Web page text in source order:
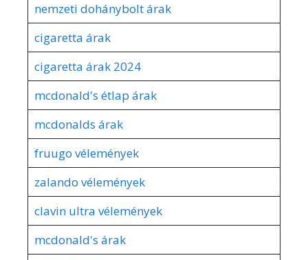
nemzeti dohánybolt árak
cigaretta árak
cigaretta árak 2024
mcdonald's étlap árak
mcdonalds árak
fruugo vélemények
zalando vélemények
clavin ultra vélemények
mcdonald's árak